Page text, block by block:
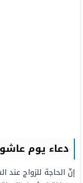
دعاء يوم
إنّ الحاجة للزواج عند